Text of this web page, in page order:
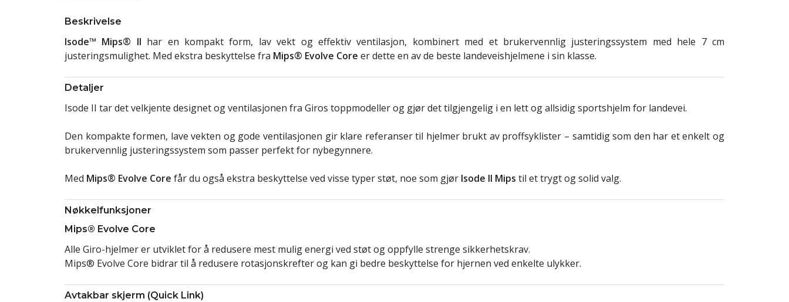
Beskrivelse
Isode™ Mips® II har en kompakt form, lav vekt og effektiv ventilasjon, kombinert med et brukervennlig justeringssystem med hele 7 cm
justeringsmulighet. Med ekstra beskyttelse fra Mips® Evolve Core er dette en av de beste landeveishjelmene i sin klasse.
Detaljer
Isode II tar det velkjente designet og ventilasjonen fra Giros toppmodeller og gjør det tilgjengelig i en lett og allsidig sportshjelm for landevei.
Den kompakte formen, lave vekten og gode ventilasjonen gir klare referanser til hjelmer brukt av proffsyklister – samtidig som den har et enkelt og
brukervennlig justeringssystem som passer perfekt for nybegynnere.
Med Mips® Evolve Core får du også ekstra beskyttelse ved visse typer støt, noe som gjør Isode II Mips til et trygt og solid valg.
Nøkkelfunksjoner
Mips® Evolve Core
Alle Giro-hjelmer er utviklet for å redusere mest mulig energi ved støt og oppfylle strenge sikkerhetskrav.
Mips® Evolve Core bidrar til å redusere rotasjonskrefter og kan gi bedre beskyttelse for hjernen ved enkelte ulykker.
Avtakbar skjerm (Quick Link)